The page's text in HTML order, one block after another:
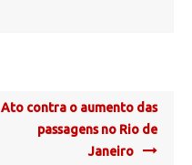
Ato contra o aumento das
passagens no Rio de
Janeiro